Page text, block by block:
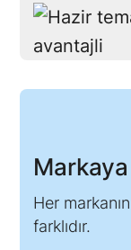
Her
farklıdır.